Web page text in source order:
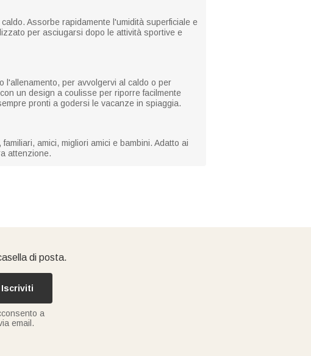
Assorbe rapidamente l'umidità superficiale e
per asciugarsi dopo le attività sportive e
l'allenamento, per avvolgervi al caldo o per
un design a coulisse per riporre facilmente
pronti a godersi le vacanze in spiaggia.
amici, migliori amici e bambini. Adatto ai
attenzione.
di posta.
Iscriviti
a
email.